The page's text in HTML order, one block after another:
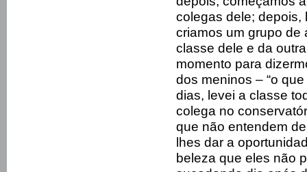
colegas dele; depois,
criamos um grupo de
classe dele e da
momento para
dos meninos – “o
dias, levei a classe
colega no
que não entendem
lhes dar a
beleza que eles não